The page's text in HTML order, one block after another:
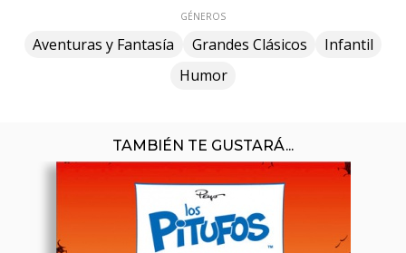
GÉNEROS
Aventuras y Fantasía Grandes Clásicos
Infantil
Humor
TAMBIÉN TE GUSTARÁ...